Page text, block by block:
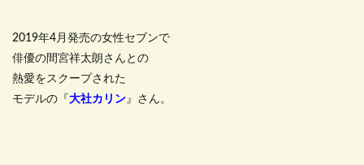
2019年4月発売の女性セブンで
俳優の間宮祥太朗さんとの
熱愛をスクープされた
モデルの『 大社カリン』さん。